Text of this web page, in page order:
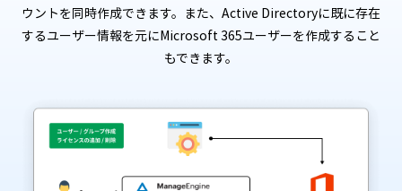
ウントを同時作成できます。また、Active Directoryに既に存在
するユーザー情報を元にMicrosoft 365ユーザーを作成すること
もできます。